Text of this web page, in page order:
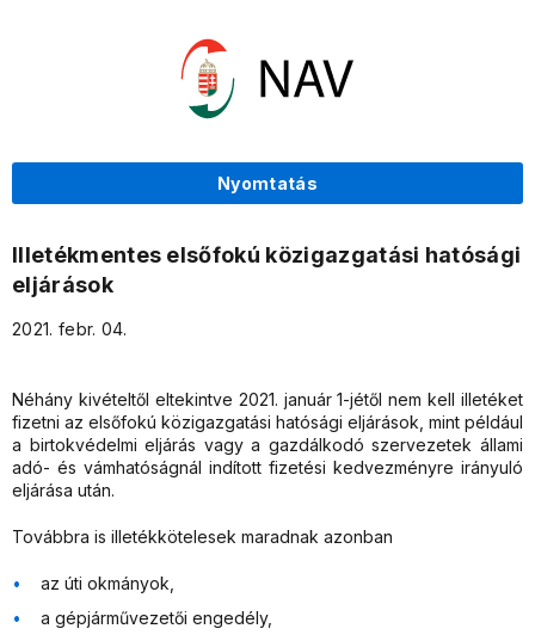
Nyomtatás
Illetékmentes elsőfokú közigazgatási hatósági
eljárások
2021. febr. 04.
Néhány kivételtől eltekintve 2021. január 1-jétől nem kell illetéket
fizetni az elsőfokú közigazgatási hatósági eljárások, mint például
a birtokvédelmi eljárás vagy a gazdálkodó szervezetek állami
adó- és vámhatóságnál indított fizetési kedvezményre irányuló
eljárása után.
Továbbra is illetékkötelesek maradnak azonban
az úti okmányok,
a gépjárművezetői engedély,